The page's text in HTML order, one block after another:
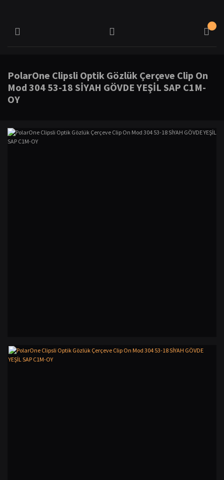
PolarOne Clipsli Optik Gözlük Çerçeve Clip On
Mod 304 53-18 SİYAH GÖVDE YEŞİL SAP C1M-
OY